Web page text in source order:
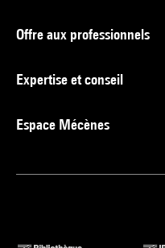
Offre aux professionnels
Expertise et conseil
Espace Mécènes